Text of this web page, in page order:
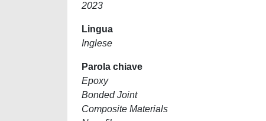
2023
Lingua
Inglese
Parola chiave
Epoxy
Bonded Joint
Composite Materials